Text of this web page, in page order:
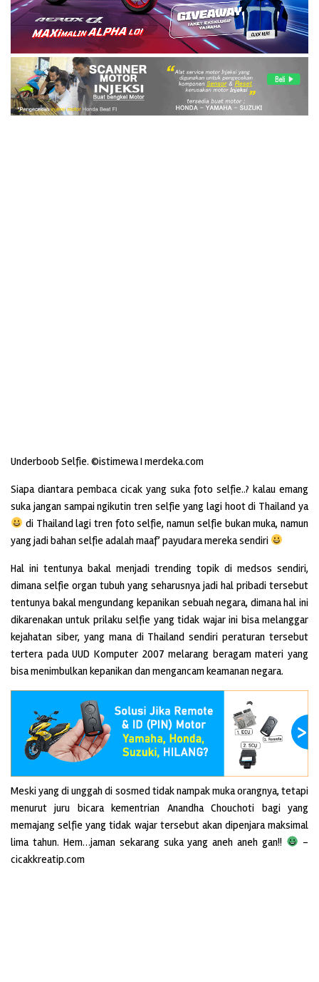
Underboob Selfie. ©istimewa I merdeka.com
Siapa diantara pembaca cicak yang suka foto selfie..? kalau emang
suka jangan sampai ngikutin tren selfie yang lagi hoot di Thailand ya
di Thailand lagi tren foto selfie, namun selfie bukan muka, namun
yang jadi bahan selfie adalah maaf’ payudara mereka sendiri
Hal ini tentunya bakal menjadi trending topik di medsos sendiri,
dimana selfie organ tubuh yang seharusnya jadi hal pribadi tersebut
tentunya bakal mengundang kepanikan sebuah negara, dimana hal ini
dikarenakan untuk prilaku selfie yang tidak wajar ini bisa melanggar
kejahatan siber, yang mana di Thailand sendiri peraturan tersebut
tertera pada UUD Komputer 2007 melarang beragam materi yang
bisa menimbulkan kepanikan dan mengancam keamanan negara.
Meski yang di unggah di sosmed tidak nampak muka orangnya, tetapi
menurut juru bicara kementrian Anandha Chouchoti bagi yang
memajang selfie yang tidak wajar tersebut akan dipenjara maksimal
lima tahun. Hem…jaman sekarang suka yang aneh aneh gan!!
–
cicakkreatip.com